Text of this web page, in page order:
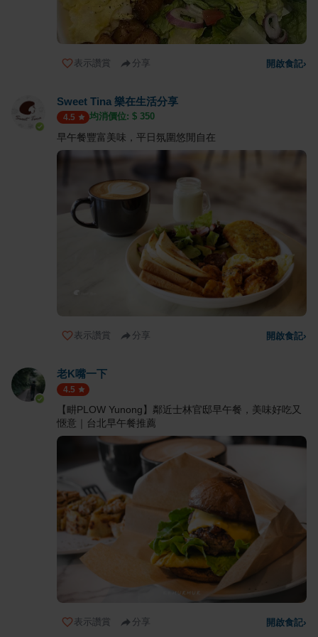
表示讚賞 分享 開啟食記›
Sweet Tina 樂在生活分享
4.5 均消價位: $ 350
早午餐豐富美味，平日氛圍悠閒自在
表示讚賞 分享 開啟食記›
老K嘴一下
4.5
【畊PLOW Yunong】鄰近士林官邸早午餐，美味好吃又
愜意｜台北早午餐推薦
表示讚賞 分享 開啟食記›